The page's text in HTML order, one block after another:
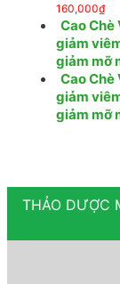
160,000₫
Cao Chè
giảm
giảm mỡ
Cao Chè
giảm
giảm mỡ
THẢO DƯỢC